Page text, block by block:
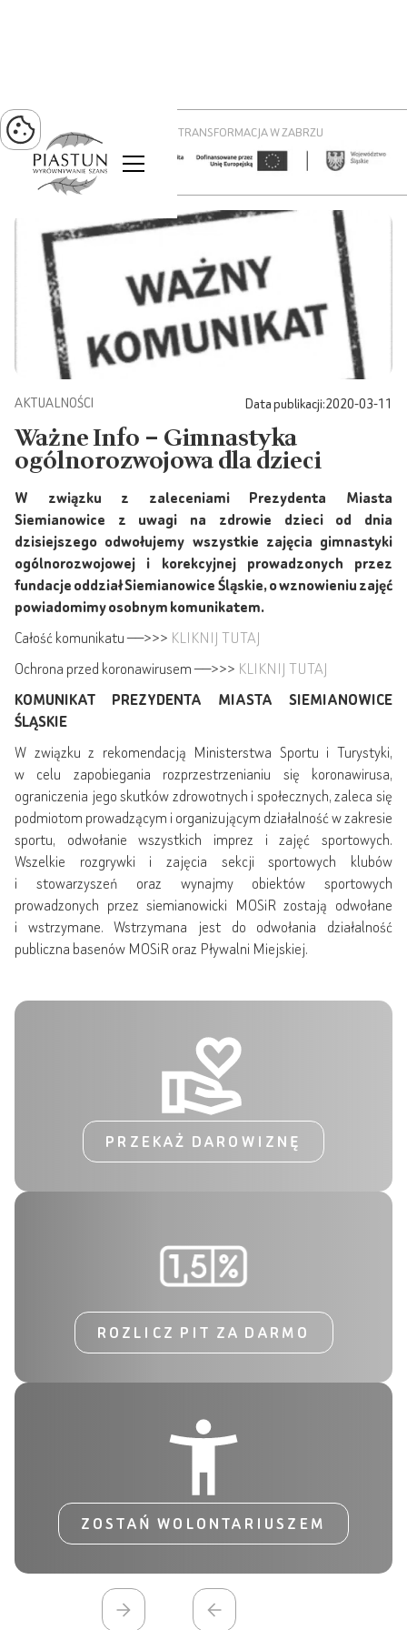
PROJEKT ZIELONA TRANSFORMACJA W ZABRZU
AKTUALNOŚCI Data publikacji:2020-03-11
Ważne Info – Gimnastyka
ogólnorozwojowa dla dzieci
W związku z zaleceniami Prezydenta Miasta
Siemianowice z uwagi na zdrowie dzieci od dnia
dzisiejszego odwołujemy wszystkie zajęcia gimnastyki
ogólnorozwojowej i korekcyjnej prowadzonych przez
fundacje oddział Siemianowice Śląskie, o wznowieniu zajęć
powiadomimy osobnym komunikatem.
Całość komunikatu ——>>> KLIKNIJ TUTAJ
Ochrona przed koronawirusem ——>>> KLIKNIJ TUTAJ
KOMUNIKAT PREZYDENTA MIASTA SIEMIANOWICE
ŚLĄSKIE
W związku z rekomendacją Ministerstwa Sportu i Turystyki,
w celu zapobiegania rozprzestrzenianiu się koronawirusa,
ograniczenia jego skutków zdrowotnych i społecznych, zaleca się
podmiotom prowadzącym i organizującym działalność w zakresie
sportu, odwołanie wszystkich imprez i zajęć sportowych.
Wszelkie rozgrywki i zajęcia sekcji sportowych klubów
i stowarzyszeń oraz wynajmy obiektów sportowych
prowadzonych przez siemianowicki MOSiR zostają odwołane
i wstrzymane. Wstrzymana jest do odwołania działalność
publiczna basenów MOSiR oraz Pływalni Miejskiej.
PRZEKAŻ DAROWIZNĘ
ROZLICZ PIT ZA DARMO
ZOSTAŃ WOLONTARIUSZEM